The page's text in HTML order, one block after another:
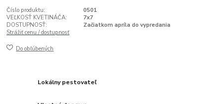
Číslo produktu:
0501
VEĽKOSŤ KVETINÁČA:
7x7
DOSTUPNOSŤ:
Začiatkom apríla do vypredania
Strážiť cenu / dostupnosť
Do obľúbených
Lokálny pestovateľ